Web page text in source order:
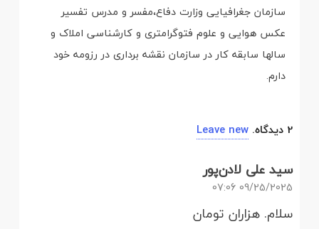
سازمان جغرافیایی وزارت دفاع،مفسر و مدرس تفسیر
عکس هوایی و علوم فتوگرامتری و کارشناسی املاک و
سالها سابقه کار در سازمان نقشه برداری در رزومه خود
دارم.
2 دیدگاه.
Leave new
سید علی لادن‌پور
09/25/2025 07:06
سلام. هزاران تومان